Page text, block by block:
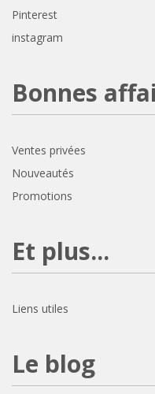
Pinterest
instagram
Bonnes
Ventes privées
Nouveautés
Promotions
Et plus...
Liens utiles
Le blog